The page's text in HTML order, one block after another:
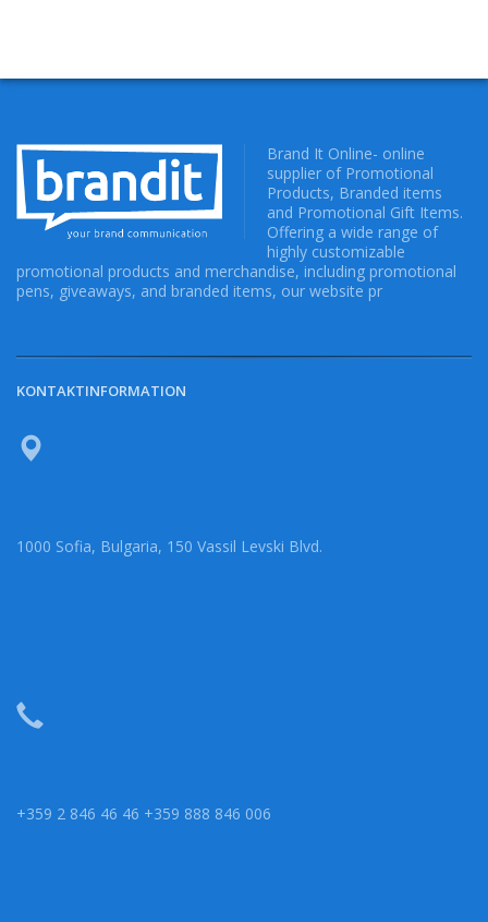
Brand It Online- online
supplier of Promotional
Products, Branded items
and Promotional Gift Items.
Offering a wide range of
highly customizable
promotional products and merchandise, including promotional
pens, giveaways, and branded items, our website pr
KONTAKTINFORMATION
1000 Sofia, Bulgaria, 150 Vassil Levski Blvd.
+359 2 846 46 46 +359 888 846 006